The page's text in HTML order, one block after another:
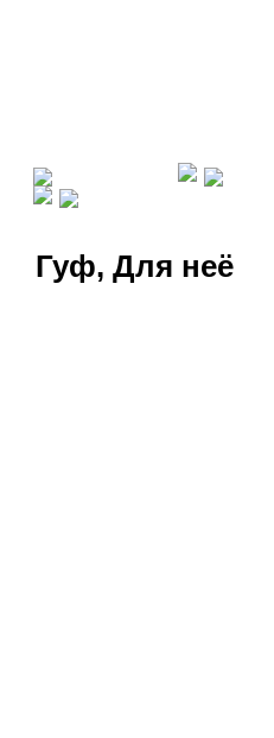
Гуф, Для неё